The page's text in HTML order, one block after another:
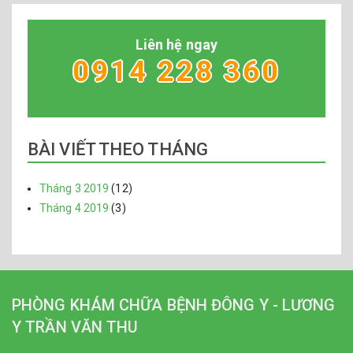
Liên hệ ngay
0914 228 360
BÀI VIẾT THEO THÁNG
Tháng 3 2019 (12)
Tháng 4 2019 (3)
PHÒNG KHÁM CHỮA BỆNH ĐÔNG Y - LƯƠNG
Y TRẦN VĂN THU